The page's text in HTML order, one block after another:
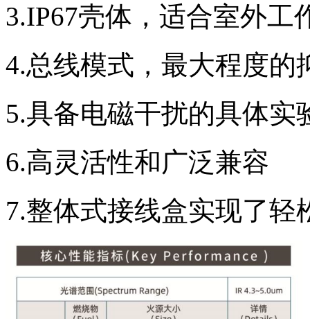
3.IP67壳体，适合室外工
4.总线模式，最大程度的
5.具备电磁干扰的具体实
6.高灵活性和广泛兼容
7.整体式接线盒实现了轻